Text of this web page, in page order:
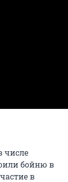
числе
бойню в
в